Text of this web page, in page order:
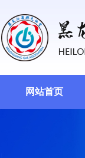
网站首页